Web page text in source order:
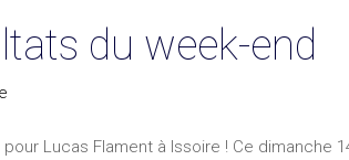
du week-end
Lucas Flament à Issoire ! Ce dimanche